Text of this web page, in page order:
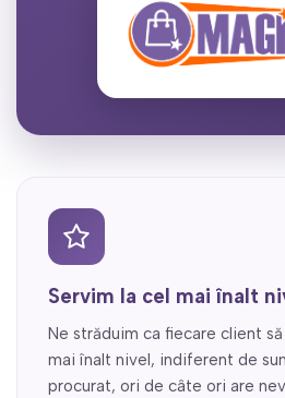
Servim la cel mai înalt
Ne străduim ca fiecare client
mai înalt nivel, indiferent de
procurat, ori de câte ori are